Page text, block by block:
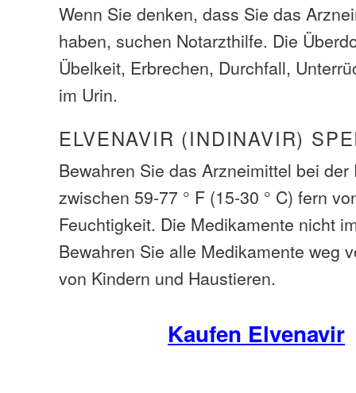
Wenn Sie denken, dass Sie das
haben, suchen Notarzthilfe. Die
Übelkeit, Erbrechen, Durchfall,
im Urin.
ELVENAVIR (INDINAVIR)
Bewahren Sie das Arzneimittel bei
zwischen 59-77 ° F (15-30 ° C) fern
Feuchtigkeit. Die Medikamente nicht
Bewahren Sie alle Medikamente weg
von Kindern und Haustieren.
Kaufen Elvenavir